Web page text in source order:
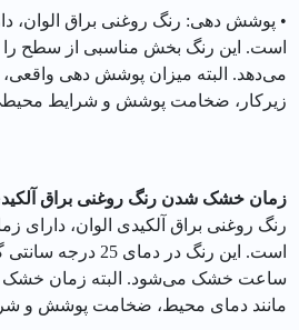
• پوشش دهی: رنگ روغنی براق الوان،
است. این رنگ بخش مناسبی از سطح را
می‌دهد. البته میزان پوشش دهی
زیرکار، ضخامت پوشش و شرایط
زمان خشک شدن رنگ روغنی براق
رنگ روغنی براق آلکیدی الوان،
ساعت خشک می‌شود. البته زمان خشک
مانند دمای محیط، ضخامت پوشش و